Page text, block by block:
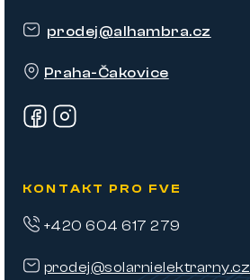
prodej@alhambra.cz
Praha-Čakovice
KONTAKT PRO FVE
prodej@solarnielektrarny.cz
+420 604 617 279